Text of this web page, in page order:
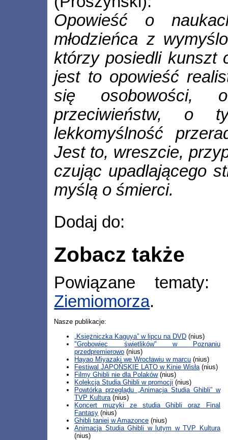
Opowieść o
młodzieńca z
którzy posiedli kunszt
jest to opowieść
się osobowości,
przeciwieństw, o
lekkomyślność
Jest to, wreszcie,
czując upadlającego
myślą o śmierci.
Dodaj do:
Zobacz także
Powiązane
Ziemiomorza.
Nasze publikacje:
„Księżniczka Kaguya” w lipcu na DVD (nius)
"Grobowiec świetlików" w Poznaniu
przedpremierowo (nius)
Hayao Miyazaki we Wrocławiu w marcu (nius)
Festiwal JAPOŃSKIE LATO w Kinie Wisła (nius)
Filmy Ghibli nie dla Polaków(nius)
Kolekcja Studia Ghibli w promocji (nius)
Powtórka przeglądu „Animacja Studia Ghibli” w
TVP Kultura (nius)
Koncert muzyki ze studia Ghibli oraz Final
Fantasy (nius)
Ghibli taniej w Amazonce (nius)
Animacja Studia Ghibli w lutym w TVP Kultura
(nius)